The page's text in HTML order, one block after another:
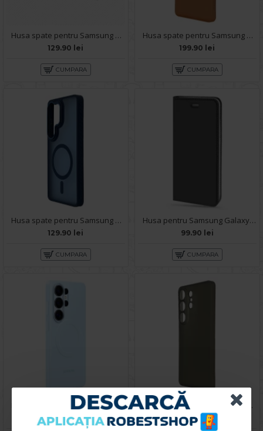
Husa spate pentru Samsung Galaxy S26 Ultra Matte Case Magsafe - Semitransparent/Rose
129.90 lei
CUMPARA
Husa spate pentru Samsung Galaxy S26 Ultra Keephone Airskin - Orange
199.90 lei
CUMPARA
Husa spate pentru Samsung Galaxy S26 Ultra Matte Case Magsafe - Semitransparent/Blue
129.90 lei
CUMPARA
Husa pentru Samsung Galaxy S26 Ultra - Carte X-Power Negru
99.90 lei
CUMPARA
Husa spate pentru Samsung Galaxy S26 Ultra Silicon Magnet Case - Sky Blue
269.90 lei
Husa spate pentru Samsung Galaxy S26 Ultra Keephone Airskin - Black
199.90 lei